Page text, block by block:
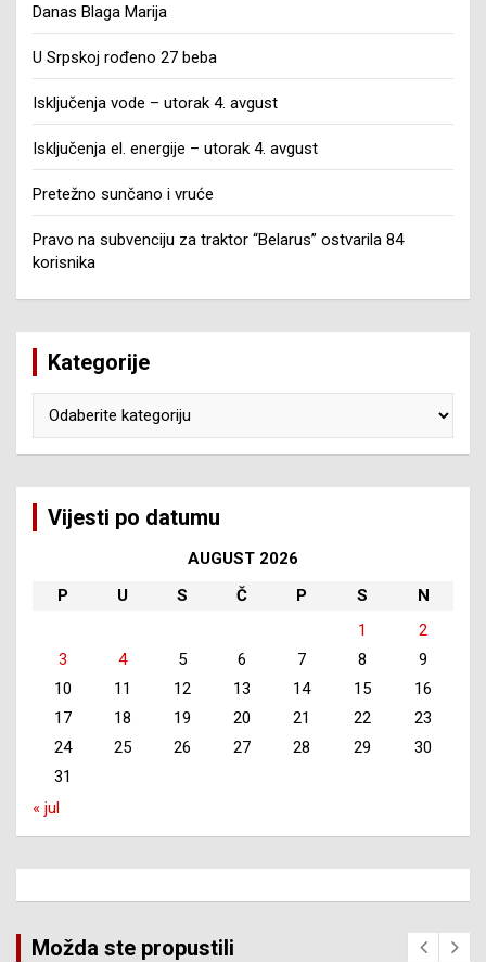
Danas Blaga Marija
U Srpskoj rođeno 27 beba
Isključenja vode – utorak 4. avgust
Isključenja el. energije – utorak 4. avgust
Pretežno sunčano i vruće
Pravo na subvenciju za traktor “Belarus” ostvarila 84
korisnika
Kategorije
Vijesti po datumu
AUGUST 2026
P
U S Č P S
N
1
2
3
4 5 6 7 8
9
10
11 12 13 14 15
16
17
18 19 20 21 22
23
24
25 26 27 28 29
30
31
« jul
Možda ste propustili